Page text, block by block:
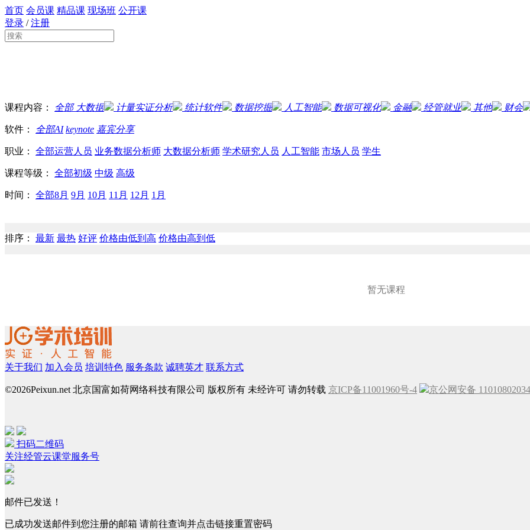
首页 会员课 精品课 现场班 公开课
登录 /注册
课程内容： 全部大数据 计量实证分析 统计软件 数据挖掘 人工智能 数据可视化 金融 经管就业 其他 财会
软件： 全部AI keynote 嘉宾分享
职业： 全部运营人员 业务数据分析师 大数据分析师 学术研究人员 人工智能 市场人员 学生
课程等级： 全部初级 中级 高级
时间： 全部8月 9月 10月 11月 12月 1月
排序： 最新 最热 好评 价格由低到高 价格由高到低
暂无课程
关于我们 加入会员 培训特色 服务条款 诚聘英才 联系方式
©2026Peixun.net 北京国富如荷网络科技有限公司 版权所有 未经许可 请勿转载 京ICP备11001960号-4 京公网安备
扫码二维码
关注经管云课堂服务号
邮件已发送！
已成功发送邮件到您注册的邮箱 请前往查询并点击链接重置密码